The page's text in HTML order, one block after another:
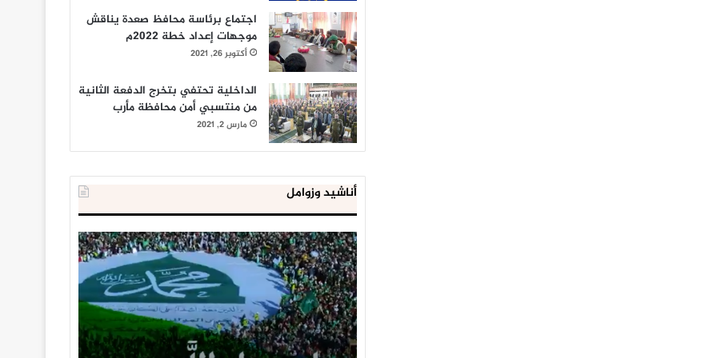
اجتماع برئاسة محافظ صعدة يناقش
موجهات إعداد خطة 2022م
أكتوبر 26, 2021
الداخلية تحتفي بتخرج الدفعة الثانية
من منتسبي أمن محافظة مأرب
مارس 2, 2021
أناشيد وزوامل
العدو
الإسرائيلي
اعتقل
543
طفلا
فلسطينيا
خلال
يناير 31, 2021
الداخلية
المصرية
إحباط
‘مخطط
كبير’
للإخوان